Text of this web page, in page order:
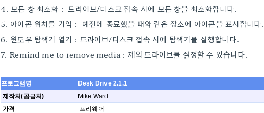
4. 모든 창 최소화 : 드라이브/디스크 접속 시에 모든 창을 최소화합니다.
5. 아이콘 위치를 기억 : 예전에 종료했을 때와 같은 장소에 아이콘을 표시합니다.
6. 윈도우 탐색기 열기 : 드라이브/디스크 접속 시에 탐색기를 실행합니다.
7. Remind me to remove media : 제외 드라이브를 설정할 수 있습니다.
프로그램명
Desk Drive 2.1.1
제작처(공급처)
Mike Ward
가격
프리웨어